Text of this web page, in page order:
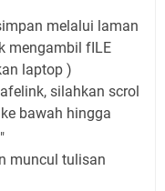
melalui laman
mengambil fILE
laptop )
silahkan scrol
bawah hingga
"
muncul tulisan